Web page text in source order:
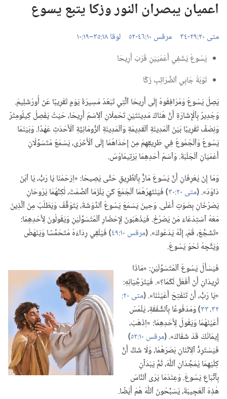
اعميان يبصران النور وزكا يتبع يسوع
متى ٢٠:‏​٢٩-‏٣٤ مرقس ١٠:‏​٤٦-‏٥٢
لوقا ١٨:‏٣٥–‏١٩:‏١٠
يَسُوعُ يَشْفِي أَعْمَيَيْنِ قُرْبَ أَرِيحَا
تَوْبَةُ جَابِي ٱلضَّرَائِبِ زَكَّا
يَصِلُ يَسُوعُ وَمُرَافِقُوهُ إِلَى أَرِيحَا ٱلَّتِي تَبْعُدُ مَسِيرَةَ يَوْمٍ تَقْرِيبًا عَنْ أُورُشَلِيمَ.‏
وَجَدِيرٌ بِٱلْإِشَارَةِ أَنَّ هُنَاكَ مَدِينَتَيْنِ تَحْمِلَانِ ٱلِٱسْمَ أَرِيحَا،‏ حَيْثُ يَفْصِلُ كِيلُومِتْرٌ
وَنِصْفٌ تَقْرِيبًا بَيْنَ ٱلْمَدِينَةِ ٱلْقَدِيمَةِ وَٱلْمَدِينَةِ ٱلرُّومَانِيَّةِ ٱلْأَحْدَثِ عَهْدًا.‏ وَبَيْنَمَا
يَسُوعُ وَٱلْجُمُوعُ فِي طَرِيقِهِمْ مِنْ إِحْدَاهُمَا إِلَى ٱلْأُخْرَى،‏ يَسْمَعُ مُتَسَوِّلَانِ
أَعْمَيَانِ ٱلْجَلَبَةَ.‏ وَٱسْمُ أَحَدِهِمَا بَرْتِيمَاوُسُ.‏
وَمَا إِنْ يَعْرِفَانِ أَنَّ يَسُوعَ مَارٌّ بِٱلطَّرِيقِ حَتَّى يَصِيحَا:‏ «اِرْحَمْنَا يَا رَبُّ،‏ يَا ٱبْنَ
دَاوُدَ».‏ (‏متى ٢٠:‏٣٠
‏)‏ فَيَنْتَهِرُهُمَا ٱلْجَمْعُ كَيْ يَلْزَمَا ٱلصَّمْتَ،‏ لٰكِنَّهُمَا يَرُوحَانِ
يَصْرُخَانِ بِصَوْتٍ أَعْلَى.‏ وَحِينَ يَسْمَعُ يَسُوعُ ٱلدَّوْشَةَ،‏ يَتَوَقَّفُ وَيَطْلُبُ مِنَ ٱلَّذِينَ
مَعَهُ ٱسْتِدْعَاءَ مَنْ يَصْرُخُ.‏ فَيَذْهَبُونَ لِإِحْضَارِ ٱلْمُتَسَوِّلَيْنِ وَيَقُولُونَ لِأَحَدِهِمَا:‏
«تَشَجَّعْ،‏ قُمْ،‏ إِنَّهُ يَدْعُوكَ».‏ (‏مرقس ١٠:‏٤٩
‏)‏ فَيُلْقِي رِدَاءَهُ مُتَحَمِّسًا وَيَنْهَضُ
وَيَتَّجِهُ نَحْوَ يَسُوعَ.‏
فَيَسْأَلُ يَسُوعُ ٱلْمُتَسَوِّلَيْنِ:‏ «مَاذَا
تُرِيدَانِ أَنْ أَفْعَلَ لَكُمَا؟‏».‏ فَيَتَرَجَّيَانِهِ:‏
«يَا رَبُّ،‏ أَنْ تَنْفَتِحَ أَعْيُنُنَا».‏ (‏
٣٢،‏ ٣٣
‏)‏ وَمَدْفُوعًا بِٱلشَّفَقَةِ،‏ يَلْمُسُ
أَعْيُنَهُمَا وَيَقُولُ لِأَحَدِهِمَا:‏ «اِذْهَبْ،‏
إِيمَانُكَ قَدْ شَفَاكَ».‏ (‏مرقس ١٠:‏٥٢
‏)‏
فَيَسْتَرِدُّ ٱلِٱثْنَانِ بَصَرَهُمْا،‏ وَلَا شَكَّ أَنَّ
كِلَيْهِمَا يُمَجِّدَانِ ٱللّٰهَ،‏ ثُمَّ يَبْدَآنِ
بِٱتِّبَاعِ يَسُوعَ.‏ وَعِنْدَمَا يَرَى ٱلنَّاسُ
هٰذِهَ ٱلْعَجِيبَةَ،‏ يُسَبِّحُونَ ٱللّٰهَ هُمْ أَيْضًا.‏